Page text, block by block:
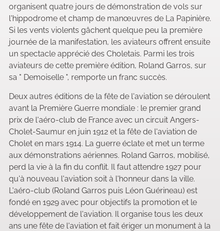
organisent quatre jours de démonstration de vols sur
l'hippodrome et champ de manœuvres de La Papinière.
Si les vents violents gâchent quelque peu la première
journée de la manifestation, les aviateurs offrent ensuite
un spectacle apprécié des Choletais. Parmi les trois
aviateurs de cette première édition, Roland Garros, sur
sa " Demoiselle ", remporte un franc succès.
Deux autres éditions de la fête de l'aviation se déroulent
avant la Première Guerre mondiale : le premier grand
prix de l'aéro-club de France avec un circuit Angers-
Cholet-Saumur en juin 1912 et la fête de l'aviation de
Cholet en mars 1914. La guerre éclate et met un terme
aux démonstrations aériennes. Roland Garros, mobilisé,
perd la vie à la fin du conflit. Il faut attendre 1927 pour
qu'à nouveau l'aviation soit à l'honneur dans la ville.
L'aéro-club (Roland Garros puis Léon Guérineau) est
fondé en 1929 avec pour objectifs la promotion et le
développement de l'aviation. Il organise tous les deux
ans une fête de l'aviation et fait ériger un monument à la